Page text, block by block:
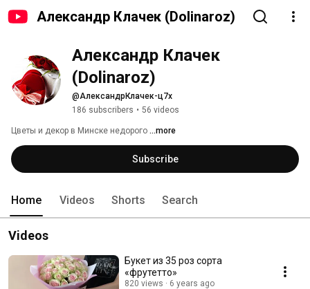
Александр Клачек (Dolinaroz)
Александр Клачек
(Dolinaroz)
@АлександрКлачек-ц7х
186 subscribers • 56 videos
Цветы и декор в Минске недорого ...more
Subscribe
Home Videos Shorts Search
Videos
Букет из 35 роз сорта
«фрутетто»
820 views 6 years ago